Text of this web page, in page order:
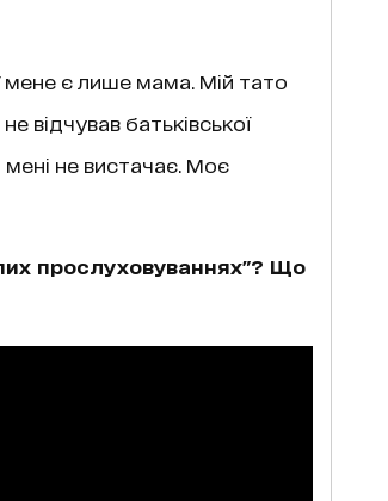
мене є лише мама. Мій тато
відчував батьківської
мені не вистачає. Моє
прослуховуваннях"? Що